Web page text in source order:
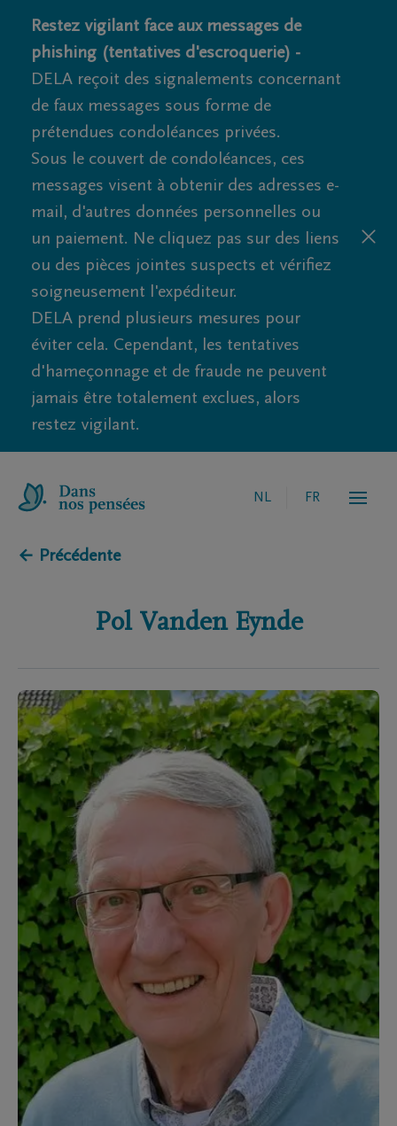
Restez vigilant face aux messages de
phishing (tentatives d'escroquerie) -
DELA reçoit des signalements concernant
de faux messages sous forme de
prétendues condoléances privées.
Sous le couvert de condoléances, ces
messages visent à obtenir des adresses e-
mail, d'autres données personnelles ou
un paiement. Ne cliquez pas sur des liens
ou des pièces jointes suspects et vérifiez
soigneusement l'expéditeur.
DELA prend plusieurs mesures pour
éviter cela. Cependant, les tentatives
d'hameçonnage et de fraude ne peuvent
jamais être totalement exclues, alors
restez vigilant.
NL FR
← Précédente
Pol Vanden Eynde